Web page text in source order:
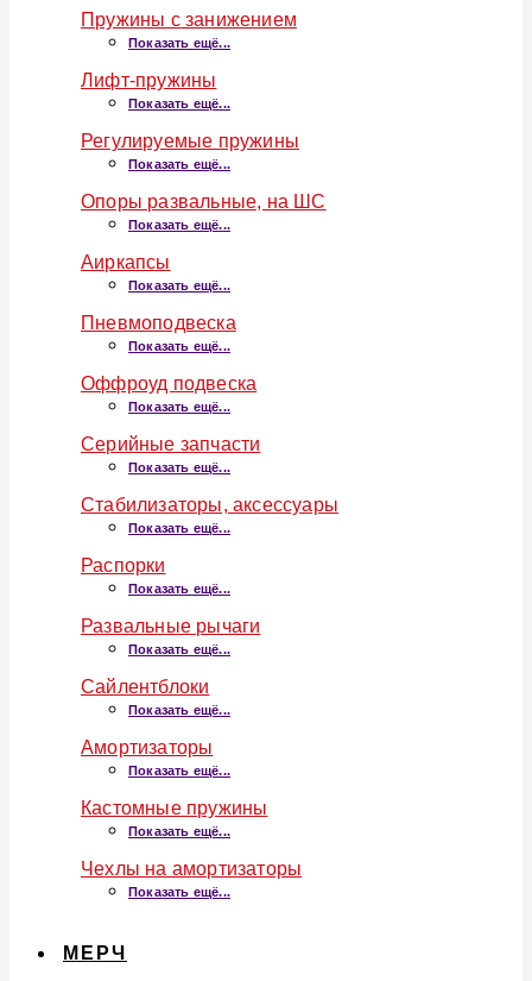
Пружины с занижением
Показать ещё...
Лифт-пружины
Показать ещё...
Регулируемые пружины
Показать ещё...
Опоры развальные, на ШС
Показать ещё...
Аиркапсы
Показать ещё...
Пневмоподвеска
Показать ещё...
Оффроуд подвеска
Показать ещё...
Серийные запчасти
Показать ещё...
Стабилизаторы, аксессуары
Показать ещё...
Распорки
Показать ещё...
Развальные рычаги
Показать ещё...
Сайлентблоки
Показать ещё...
Амортизаторы
Показать ещё...
Кастомные пружины
Показать ещё...
Чехлы на амортизаторы
Показать ещё...
МЕРЧ